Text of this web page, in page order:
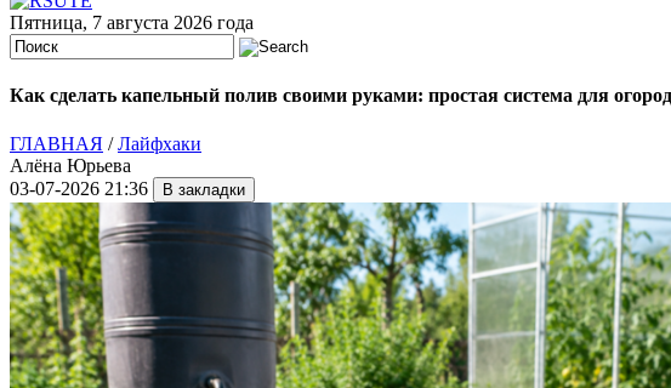
Пятница, 7 августа 2026 года
Как сделать капельный полив своими руками: простая система для
ГЛАВНАЯ /Лайфхаки
Алёна Юрьева
03-07-2026 21:36